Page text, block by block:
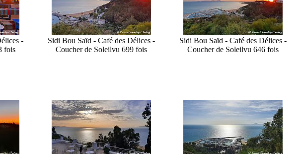
-
fois
Sidi Bou Saïd - Café des Délices -
Coucher de Soleilvu 699 fois
Sidi Bou Saïd - Café des Délices -
Coucher de Soleilvu 646 fois